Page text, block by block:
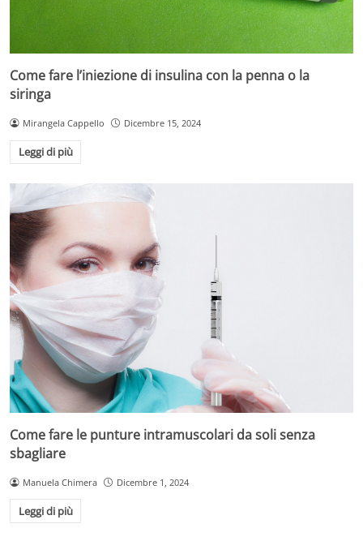
Come fare l’iniezione di insulina con la penna o la
siringa
Mirangela Cappello Dicembre 15, 2024
Leggi di più
Come fare le punture intramuscolari da soli senza
sbagliare
Manuela Chimera Dicembre 1, 2024
Leggi di più